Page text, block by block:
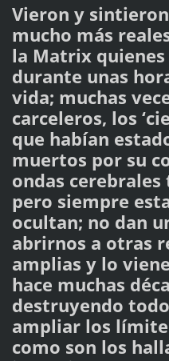
Vieron y
mucho más
la Matrix
durante unas
vida; muchas
carceleros, los
que habían
muertos por su
ondas
pero siempre
ocultan; no dan
abrirnos a otras
amplias y lo
hace muchas
destruyendo
ampliar los
como son los